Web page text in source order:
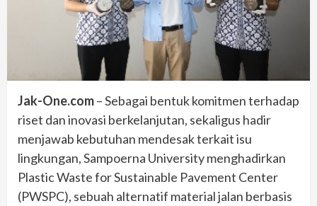
Jak-One.com– Sebagai bentuk komitmen terhadap
riset dan inovasi berkelanjutan, sekaligus hadir
menjawab kebutuhan mendesak terkait isu
lingkungan, Sampoerna University menghadirkan
Plastic Waste for Sustainable Pavement Center
(PWSPC), sebuah alternatif material jalan berbasis